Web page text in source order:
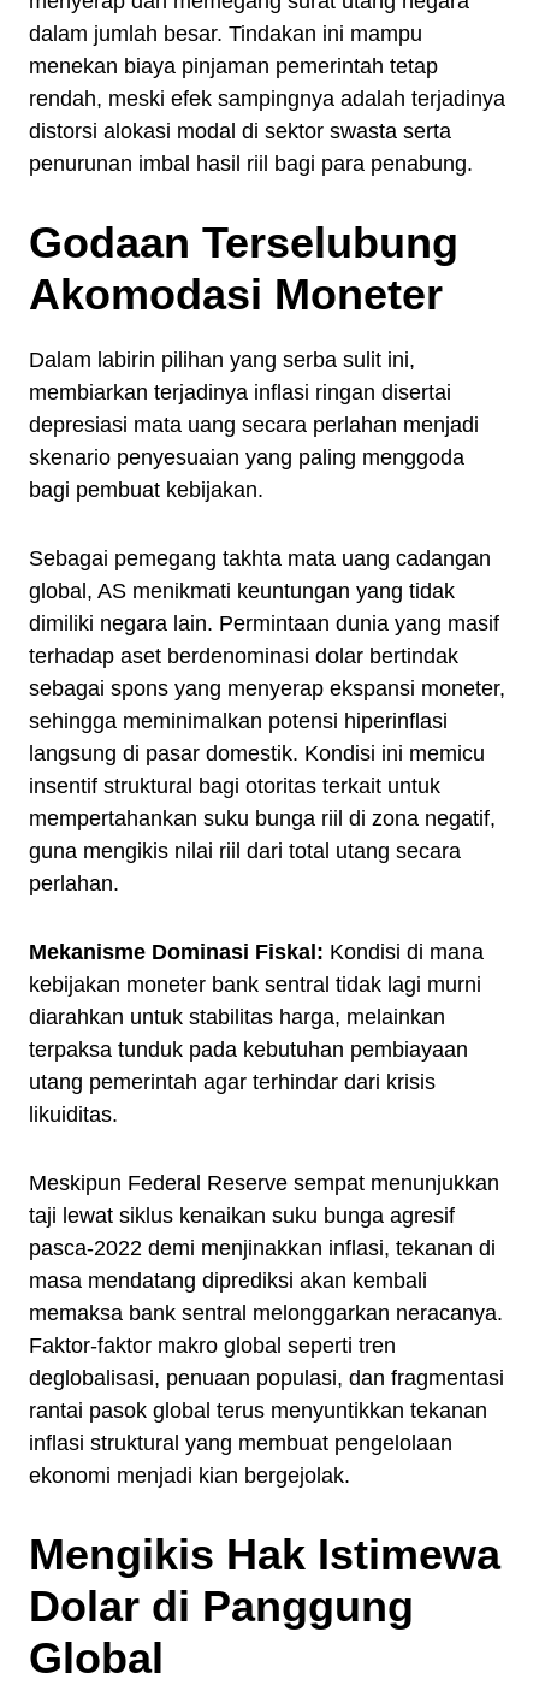
dalam jumlah besar. Tindakan ini mampu
menekan biaya pinjaman pemerintah tetap
rendah, meski efek sampingnya adalah terjadinya
distorsi alokasi modal di sektor swasta serta
penurunan imbal hasil riil bagi para penabung.
Godaan Terselubung
Akomodasi Moneter
Dalam labirin pilihan yang serba sulit ini,
membiarkan terjadinya inflasi ringan disertai
depresiasi mata uang secara perlahan menjadi
skenario penyesuaian yang paling menggoda
bagi pembuat kebijakan.
Sebagai pemegang takhta mata uang cadangan
global, AS menikmati keuntungan yang tidak
dimiliki negara lain. Permintaan dunia yang masif
terhadap aset berdenominasi dolar bertindak
sebagai spons yang menyerap ekspansi moneter,
sehingga meminimalkan potensi hiperinflasi
langsung di pasar domestik. Kondisi ini memicu
insentif struktural bagi otoritas terkait untuk
mempertahankan suku bunga riil di zona negatif,
guna mengikis nilai riil dari total utang secara
perlahan.
Mekanisme Dominasi Fiskal: Kondisi di mana
kebijakan moneter bank sentral tidak lagi murni
diarahkan untuk stabilitas harga, melainkan
terpaksa tunduk pada kebutuhan pembiayaan
utang pemerintah agar terhindar dari krisis
likuiditas.
Meskipun Federal Reserve sempat menunjukkan
taji lewat siklus kenaikan suku bunga agresif
pasca-2022 demi menjinakkan inflasi, tekanan di
masa mendatang diprediksi akan kembali
memaksa bank sentral melonggarkan neracanya.
Faktor-faktor makro global seperti tren
deglobalisasi, penuaan populasi, dan fragmentasi
rantai pasok global terus menyuntikkan tekanan
inflasi struktural yang membuat pengelolaan
ekonomi menjadi kian bergejolak.
Mengikis Hak Istimewa
Dolar di Panggung
Global